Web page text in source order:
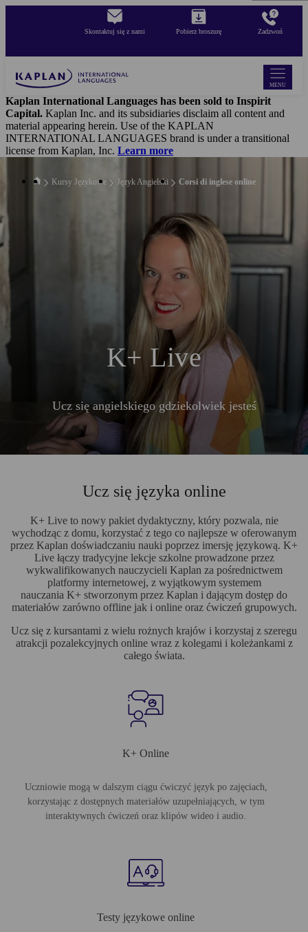
Skontaktuj się z nami Pobierz broszurę Zadzwoń
MENU
Kaplan International Languages has been sold to Inspirit
Capital. Kaplan Inc. and its subsidiaries disclaim all content and
material appearing herein. Use of the KAPLAN
INTERNATIONAL LANGUAGES brand is under a transitional
license from Kaplan, Inc. Learn more
Kursy Językowe Język Angielski Corsi di inglese online
K+ Live
Ucz się angielskiego gdziekolwiek jesteś
Ucz się języka online
K+ Live to nowy pakiet dydaktyczny, który pozwala, nie
wychodząc z domu, korzystać z tego co najlepsze w oferowanym
przez Kaplan doświadczaniu nauki poprzez imersję językową. K+
Live łączy tradycyjne lekcje szkolne prowadzone przez
wykwalifikowanych nauczycieli Kaplan za pośrednictwem
platformy internetowej, z wyjątkowym systemem
nauczania K+ stworzonym przez Kaplan i dającym dostęp do
materiałów zarówno offline jak i online oraz ćwiczeń grupowych.
Ucz się z kursantami z wielu rożnych krajów i korzystaj z szeregu
atrakcji pozalekcyjnych online wraz z kolegami i koleżankami z
całego świata.
K+ Online
Uczniowie mogą w dalszym ciągu ćwiczyć język po zajęciach,
korzystając z dostępnych materiałów uzupełniających, w tym
interaktywnych ćwiczeń oraz klipów wideo i audio.
Testy językowe online